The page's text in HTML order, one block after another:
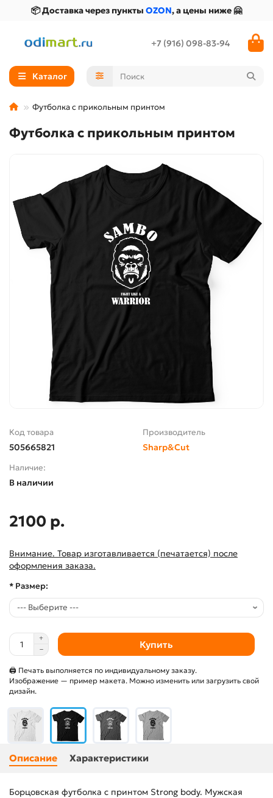
📦 Доставка через пункты OZON, а цены ниже 🤗
+7 (916) 098-83-94
Каталог
Футболка с прикольным принтом
Футболка с прикольным принтом
Код товара
505665821
Производитель
Sharp&Cut
Наличие:
В наличии
2100 р.
Внимание. Товар изготавливается (печатается) после
оформления заказа.
* Размер:
Купить
🖨 Печать выполняется по индивидуальному заказу.
Изображение — пример макета. Можно изменить или загрузить свой
дизайн.
Описание Характеристики
Борцовская футболка с принтом Strong body. Мужская